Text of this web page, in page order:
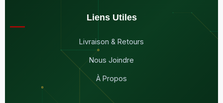
Liens Utiles
Livraison & Retours
Nous Joindre
À Propos